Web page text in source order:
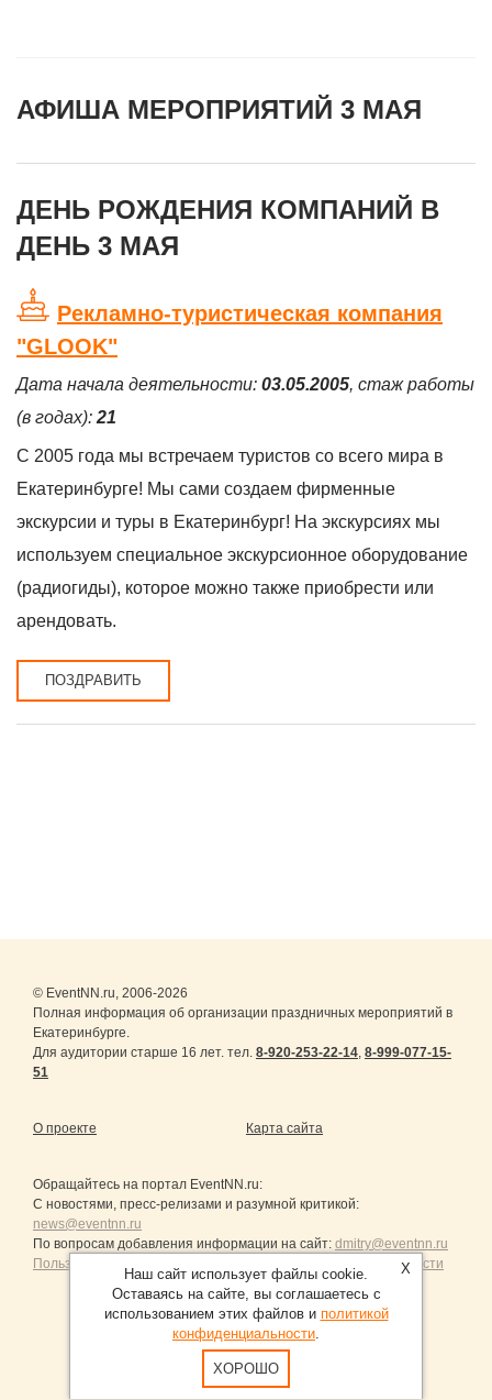
АФИША МЕРОПРИЯТИЙ 3 МАЯ
ДЕНЬ РОЖДЕНИЯ КОМПАНИЙ В
ДЕНЬ 3 МАЯ
Рекламно-туристическая компания
"GLOOK"
Дата начала деятельности: 03.05.2005, стаж работы
(в годах): 21
С 2005 года мы встречаем туристов со всего мира в
Екатеринбурге! Мы сами создаем фирменные
экскурсии и туры в Екатеринбург! На экскурсиях мы
используем специальное экскурсионное оборудование
(радиогиды), которое можно также приобрести или
арендовать.
ПОЗДРАВИТЬ
© EventNN.ru, 2006-2026
Полная информация об организации праздничных мероприятий в
Екатеринбурге.
Для аудитории старше 16 лет. тел. 8-920-253-22-14, 8-999-077-15-
51
О проекте Карта сайта
Обращайтесь на портал EventNN.ru:
С новостями, пресс-релизами и разумной критикой:
news@eventnn.ru
По вопросам добавления информации на сайт: dmitry@eventnn.ru
Пользовательское Соглашение и политика конфиденциальности
Продвижение сайтов Санкт-Петербург
X
Наш сайт использует файлы cookie.
Оставаясь на сайте, вы соглашаетесь с
использованием этих файлов и политикой
конфиденциальности.
ХОРОШО